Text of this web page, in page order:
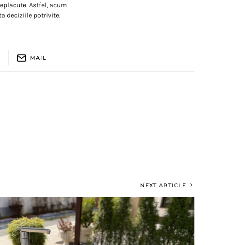
Astfel, acum
deciziile potrivite.
MAIL
NEXT ARTICLE